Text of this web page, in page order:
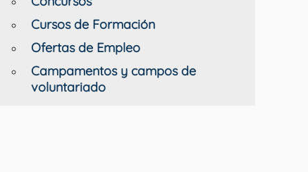
Cursos de Formación
Ofertas de Empleo
Campamentos y campos de
voluntariado